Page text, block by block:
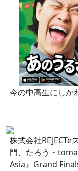
今の中高生にしか
株式会社
門、たろう・
Asia』Grand